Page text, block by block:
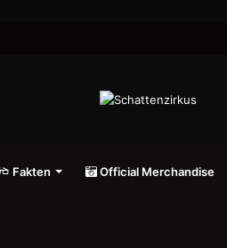
Fakten Official Merchandise